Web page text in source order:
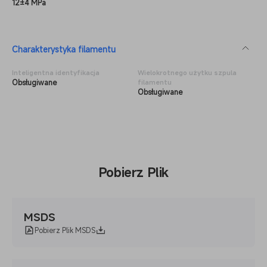
12±4 MPa
Charakterystyka filamentu
Inteligentna identyfikacja
Obsługiwane
Wielokrotnego użytku szpula
filamentu
Obsługiwane
Pobierz Plik
MSDS
Pobierz Plik MSDS